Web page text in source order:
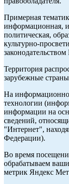
Примерная
информационная,
политическая,
культурно-
Территория
зарубежные страны
На
технологии
информации на
сведений,
"Интернет",
Федерации).
Во время
обрабатываем
метрик Яндекс